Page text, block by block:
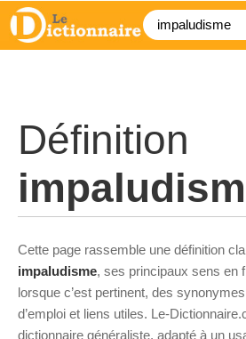
Définition
Cette page rassemble une définition
impaludisme, ses principaux sens en
lorsque c’est pertinent, des
d’emploi et liens utiles. Le-
dictionnaire généraliste, adapté à un